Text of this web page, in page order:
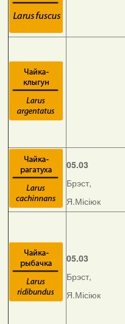
05.03
Брэст,
Я.Місіюк
05.03
Брэст,
Я.Місіюк